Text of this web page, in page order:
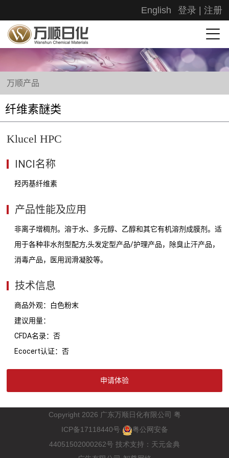
登录 注册
English
万顺产品
纤维素醚类
Klucel HPC
INCI名称
羟丙基纤维素
产品性能及应用
非离子增稠剂。溶于水、多元醇、乙醇和其它有机溶剂成膜剂。适
用于各种非水剂型配方,头发定型产品/护理产品，除臭止汗产品，
消毒产品，医用润滑凝胶等。
技术信息
商品外观：白色粉末
建议用量：
CFDA名录：否
Ecocert认证：否
申请体验
Copyright 2026 广东万顺日化有限公司 粤
ICP备17118440号 粤公网安备
44051502000262号 技术支持： 天元金典